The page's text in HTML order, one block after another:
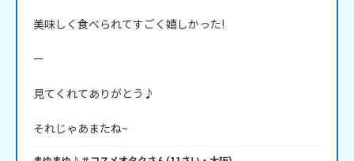
美味しく食べられてすごく嬉しかった!
ー
見てくれてありがとう♪
それじゃあまたね~